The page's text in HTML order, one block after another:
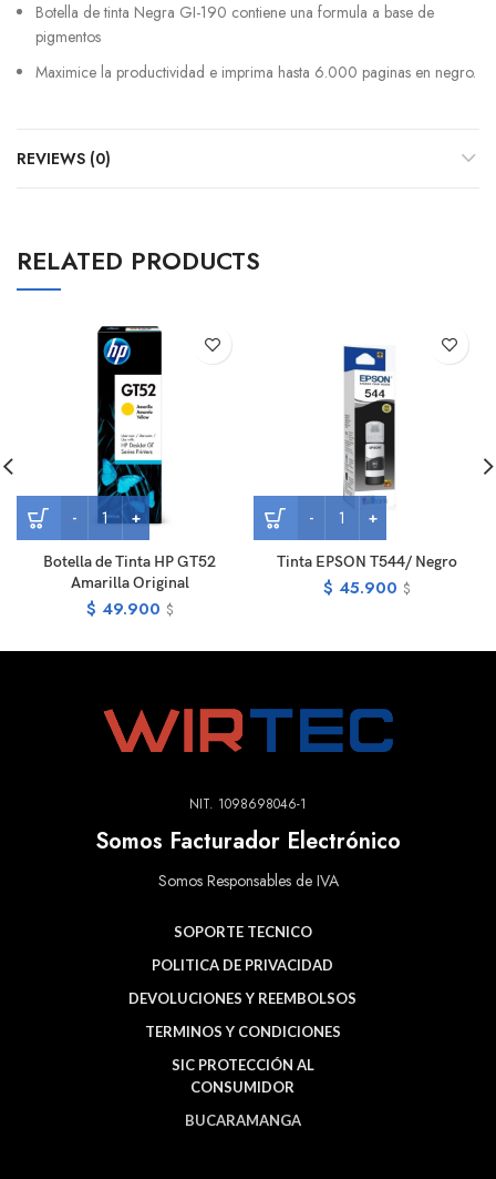
Botella de tinta Negra GI-190 contiene una formula a base de
pigmentos
Maximice la productividad e imprima hasta 6.000 paginas en negro.
REVIEWS (0)
RELATED PRODUCTS
Botella de Tinta HP GT52
Amarilla Original
$ 49.900 $
Tinta EPSON T544/ Negro
$ 45.900 $
NIT. 1098698046-1
Somos Facturador Electrónico
Somos Responsables de IVA
SOPORTE TECNICO
POLITICA DE PRIVACIDAD
DEVOLUCIONES Y REEMBOLSOS
TERMINOS Y CONDICIONES
SIC PROTECCIÓN AL
CONSUMIDOR
BUCARAMANGA